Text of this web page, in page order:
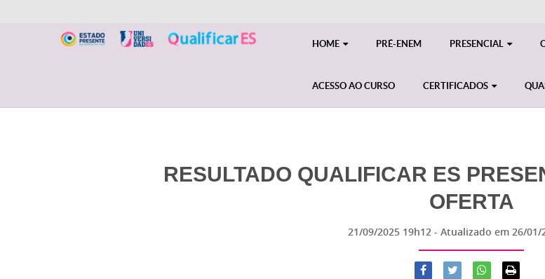
HOME PRÉ-ENEM PRESENCIAL
ACESSO AO CURSO CERTIFICADOS
RESULTADO QUALIFICAR ES
OFERTA
21/09/2025 19h12 - Atualizado em 26/01/